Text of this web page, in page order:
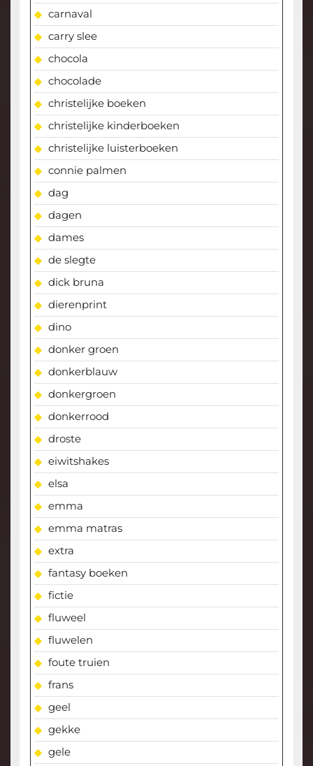
carnaval
carry slee
chocola
chocolade
christelijke boeken
christelijke kinderboeken
christelijke luisterboeken
connie palmen
dag
dagen
dames
de slegte
dick bruna
dierenprint
dino
donker groen
donkerblauw
donkergroen
donkerrood
droste
eiwitshakes
elsa
emma
emma matras
extra
fantasy boeken
fictie
fluweel
fluwelen
foute truien
frans
geel
gekke
gele